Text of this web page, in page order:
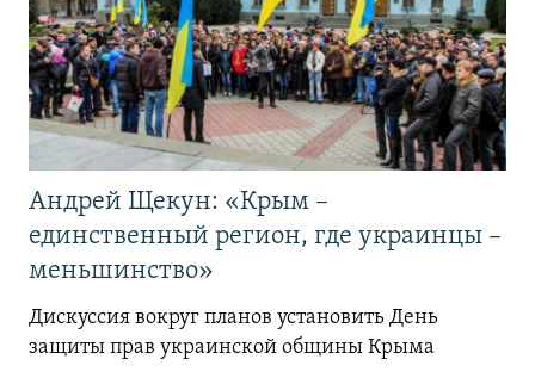
Андрей Щекун: «Крым –
единственный регион, где украинцы –
меньшинство»
Дискуссия вокруг планов установить День
защиты прав украинской общины Крыма